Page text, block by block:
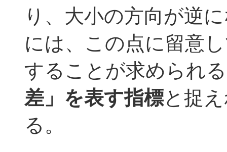
り、大小の方向が逆
には、この点に留意
することが求められ
差」を表す指標と捉
る。